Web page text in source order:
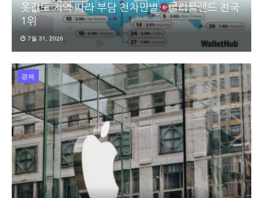
옷값도 지역 따라 부담 천차만별…클리블랜드 전국
1위
7월 31, 2026
경제